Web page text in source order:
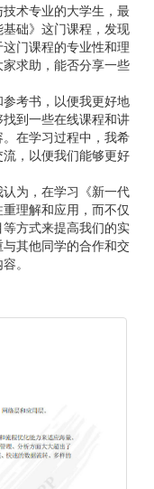
术专业的大学生，最
础》这门课程，发现
门课程的专业性和理
求助，能否分享一些
考书，以便我更好地
到一些在线课程和讲
在学习过程中，我希
，以便我们能够更好
为，在学习《新一代
理解和应用，而不仅
方式来提高我们的实
其他同学的合作和交
。